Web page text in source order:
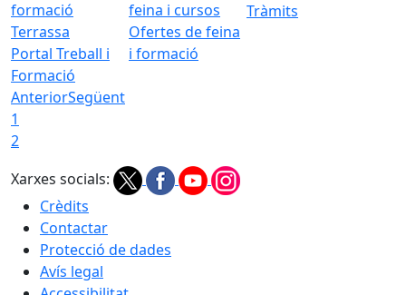
Portal Treball i
Formació
Ofertes de feina
i formació
Tràmits
AnteriorSegüent
1
2
Xarxes socials:
Crèdits
Contactar
Protecció de dades
Avís legal